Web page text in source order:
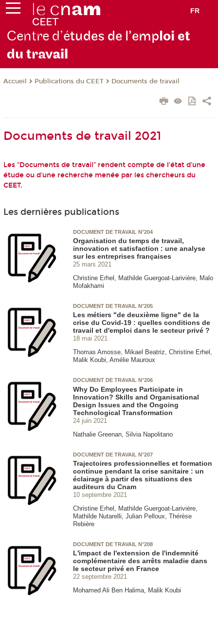
FR
Centre d’études de l’emploi et
du travail
Accueil Publications du CEET Documents de travail
Documents de travail 2021
Les "Documents de travail" rendent compte de l’état d’une
étude ou d’une recherche menée par les chercheurs du
CEET.
Les dernières publications
DOCUMENT DE TRAVAIL N°204
Organisation du temps de travail,
innovation et satisfaction : une analyse
sur les entreprises françaises
25 mars 2021
Christine Erhel, Mathilde Guergoat-Larivière, Malo
Mofakhami
DOCUMENT DE TRAVAIL N°205
Les métiers "de deuxième ligne" de la
crise du Covid-19 : quelles conditions de
travail et d'emploi dans le secteur privé ?
18 mai 2021
Thomas Amosse, Mikael Beatriz, Christine Erhel,
Malik Koubi, Amélie Mauroux
DOCUMENT DE TRAVAIL N°206
Why Do Employees Participate in
Innovation? Skills and Organisational
Design Issues and the Ongoing
Technological Transformation
24 juin 2021
Nathalie Greenan, Silvia Napolitano
DOCUMENT DE TRAVAIL N°207
Trajectoires professionnelles et formation
continue pendant la crise sanitaire : un
éclairage à partir des situations des
auditeurs du Cnam
10 septembre 2021
Christine Erhel, Mathilde Guergoat-Larivière,
Mathilde Nutarelli, Julian Pelloux, Thérèse
Rebière
DOCUMENT DE TRAVAIL N°208
L'impact de l'extension de l'indemnité
complémentaire des arrêts maladie dans
le secteur privé en France
22 septembre 2021
Mohamed Ali Ben Halima, Malik Koubi